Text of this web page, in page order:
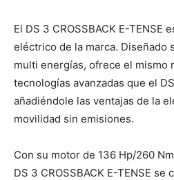
El DS 3 CROSSBACK E-TENSE
eléctrico de la marca. Diseñado
multi energías, ofrece el mismo
tecnologías avanzadas que el
añadiéndole las ventajas de la
movilidad sin emisiones.
Con su motor de 136 Hp/260
DS 3 CROSSBACK E-TENSE se